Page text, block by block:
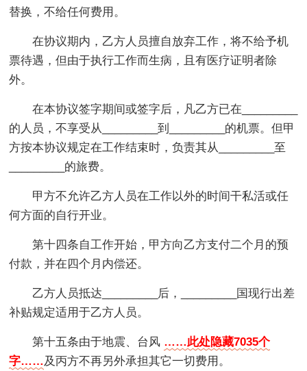
替换，不给任何费用。
在协议期内，乙方人员擅自放弃工作，将不给予机
票待遇，但由于执行工作而生病，且有医疗证明者除
外。
在本协议签字期间或签字后，凡乙方已在_________
的人员，不享受从_________到_________的机票。但甲
方按本协议规定在工作结束时，负责其从_________至
_________的旅费。
甲方不允许乙方人员在工作以外的时间干私活或任
何方面的自行开业。
第十四条自工作开始，甲方向乙方支付二个月的预
付款，并在四个月内偿还。
乙方人员抵达_________后，_________国现行出差
补贴规定适用于乙方人员。
第十五条由于地震、台风 ……此处隐藏7035个
字…… 及丙方不再另外承担其它一切费用。